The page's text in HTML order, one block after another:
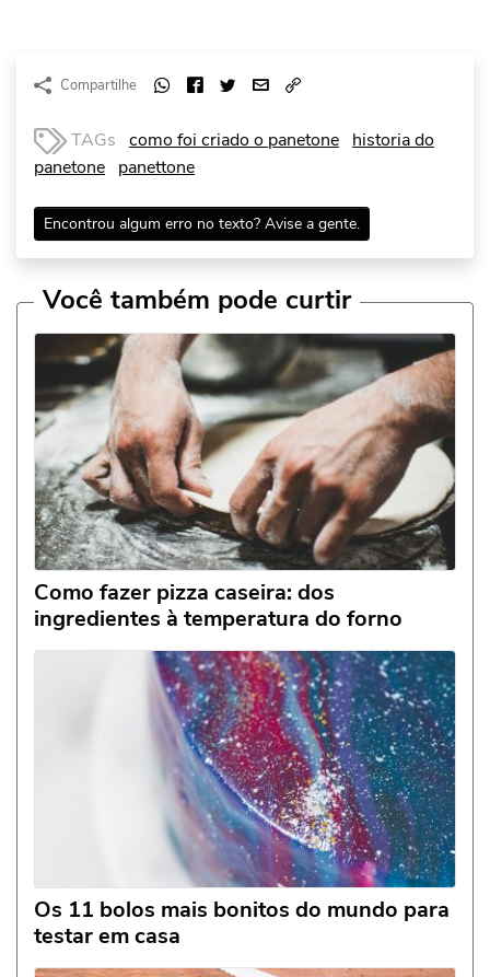
Compartilhe
TAGs como foi criado o panetone historia do
panetone panettone
Encontrou algum erro no texto? Avise a gente.
Você também pode curtir
Como fazer pizza caseira: dos
ingredientes à temperatura do forno
Os 11 bolos mais bonitos do mundo para
testar em casa